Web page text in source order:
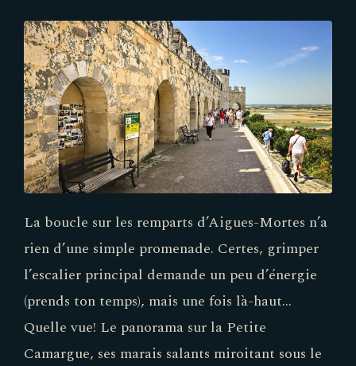
La boucle sur les remparts d’Aigues-Mortes n’a
rien d’une simple promenade. Certes, grimper
l’escalier principal demande un peu d’énergie
(prends ton temps), mais une fois là-haut…
Quelle vue! Le panorama sur la Petite
Camargue, ses marais salants miroitant sous le